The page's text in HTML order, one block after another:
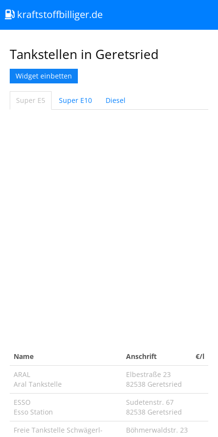
kraftstoffbilliger.de
Tankstellen in Geretsried
Widget einbetten
Super E5 Super E10 Diesel
Name Anschrift
€/l
ARAL
Aral Tankstelle
Elbestraße 23
82538 Geretsried
ESSO
Esso Station
Sudetenstr. 67
82538 Geretsried
Freie Tankstelle Schwägerl-
Böhmerwaldstr. 23